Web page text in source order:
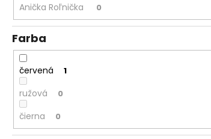
Anička Roľnička 0
Farba
červená 1
ružová 0
čierna 0